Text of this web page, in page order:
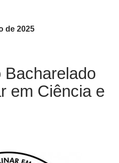
de 2025
Bacharelado
em Ciência e